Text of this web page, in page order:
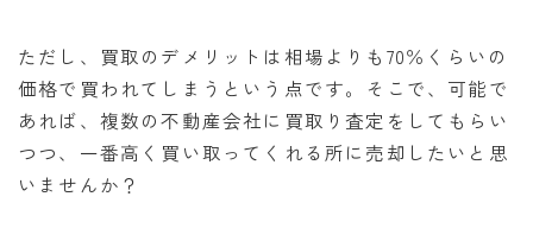
ただし、買取のデメリットは相場よりも70％くらいの
価格で買われてしまうという点です。そこで、可能で
あれば、複数の不動産会社に買取り査定をしてもらい
つつ、一番高く買い取ってくれる所に売却したいと思
いませんか？